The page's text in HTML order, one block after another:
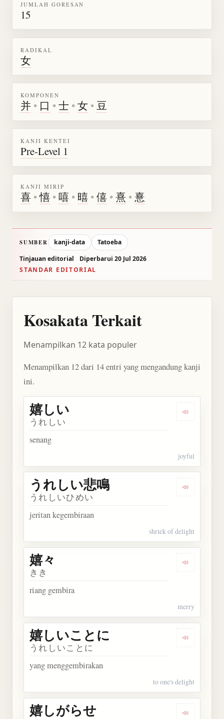
JUMLAH GORESAN
15
RADIKAL
女
KOMPONEN
并 • 口 •士 •女 •豆
KANJI KENTEI
Pre-Level 1
KANJI MIRIP
喜 •憘 •嘻 • 暿 •僖 •熹 • 憙
SUMBER kanji-data
Tatoeba
Tinjauan editorial
Diperbarui 20 Jul 2026
STANDAR EDITORIAL
Kosakata Terkait
Menampilkan 12 kata populer
Menampilkan 12 dari 14 entri yang mengandung kanji
ini.
Dengarkan
嬉しい
うれしい
senang
joyful
Dengarkan
うれしい悲鳴
うれしいひめい
jeritan kegembiraan
shriek of delight
Dengarkan
嬉々
きき
riang gembira
merry
Dengarkan
嬉しいことに
うれしいことに
yang menggembirakan
to one's delight
嬉しがらせ